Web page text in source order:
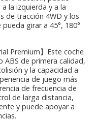
la izquierda y a la
de tracción 4WD y los
girar a 45°, 180°
Premium】Este coche
ABS de primera calidad,
y la capacidad a
de juego más
de frecuencia de
de larga distancia,
y puede apoyar a